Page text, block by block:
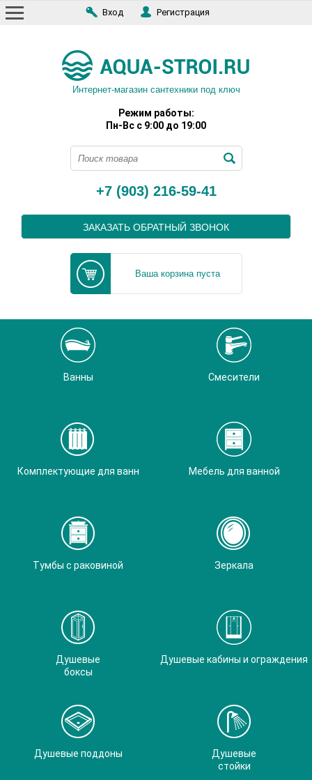
Вход Регистрация
Интернет-магазин сантехники под ключ
Режим работы:
Пн-Вс с 9:00 до 19:00
+7 (903) 216-59-41
ЗАКАЗАТЬ ОБРАТНЫЙ ЗВОНОК
Ваша корзина пуста
Ванны Смесители
Комплектующие для ванн Мебель для ванной
Тумбы с раковиной Зеркала
Душевые
боксы
Душевые кабины и ограждения
Душевые поддоны
Душевые
стойки